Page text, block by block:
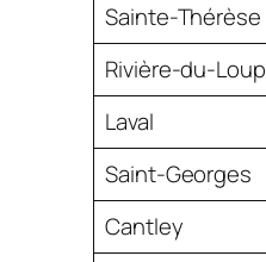
Sainte-Thérèse
Rivière-du-Loup
Laval
Saint-Georges
Cantley